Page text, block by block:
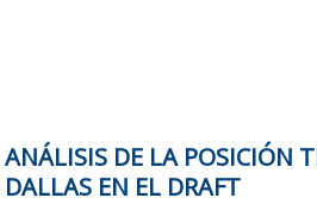
ANÁLISIS DE LA POSICIÓN
DALLAS EN EL DRAFT